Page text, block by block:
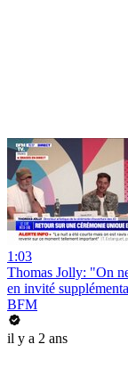
1:03
Thomas Jolly: "On
en invité
BFM
il y a 2 ans